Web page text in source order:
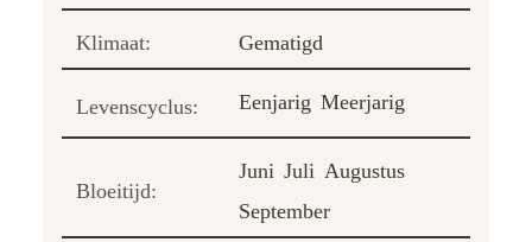
Klimaat: Gematigd
Levenscyclus: Eenjarig Meerjarig
Bloeitijd:
Juni Juli Augustus
September